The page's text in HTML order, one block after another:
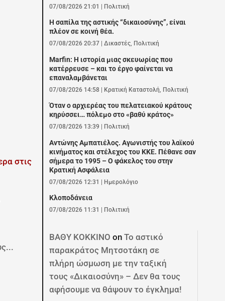
07/08/2026 21:01 Πολιτική
Η σαπίλα της αστικής “δικαιοσύνης”, είναι
πλέον σε κοινή θέα.
07/08/2026 20:37 |Δικαστές, Πολιτική
Marfin: Η ιστορία μιας σκευωρίας που
κατέρρευσε – και το έργο φαίνεται να
επαναλαμβάνεται
07/08/2026 14:58 | Κρατική Καταστολή, Πολιτική
Όταν ο αρχιερέας του πελατειακού κράτους
κηρύσσει… πόλεμο στο «βαθύ κράτος»
07/08/2026 13:39 Πολιτική
Αντώνης Αμπατιέλος. Αγωνιστής του λαϊκού
κινήματος και στέλεχος του ΚΚΕ. Πέθανε σαν
σήμερα το 1995 – Ο φάκελος του στην
Κρατική Ασφάλεια
07/08/2026 12:31 | Ημερολόγιο
Κλοποδάνεια
07/08/2026 11:31 Πολιτική
ΒΑΘΥ ΚΟΚΚΙΝΟ onΤο αστικό
παρακράτος Μητσοτάκη σε
πλήρη ώσμωση με την ταξική
τους «Δικαιοσύνη» – Δεν θα τους
αφήσουμε να θάψουν το έγκλημα!